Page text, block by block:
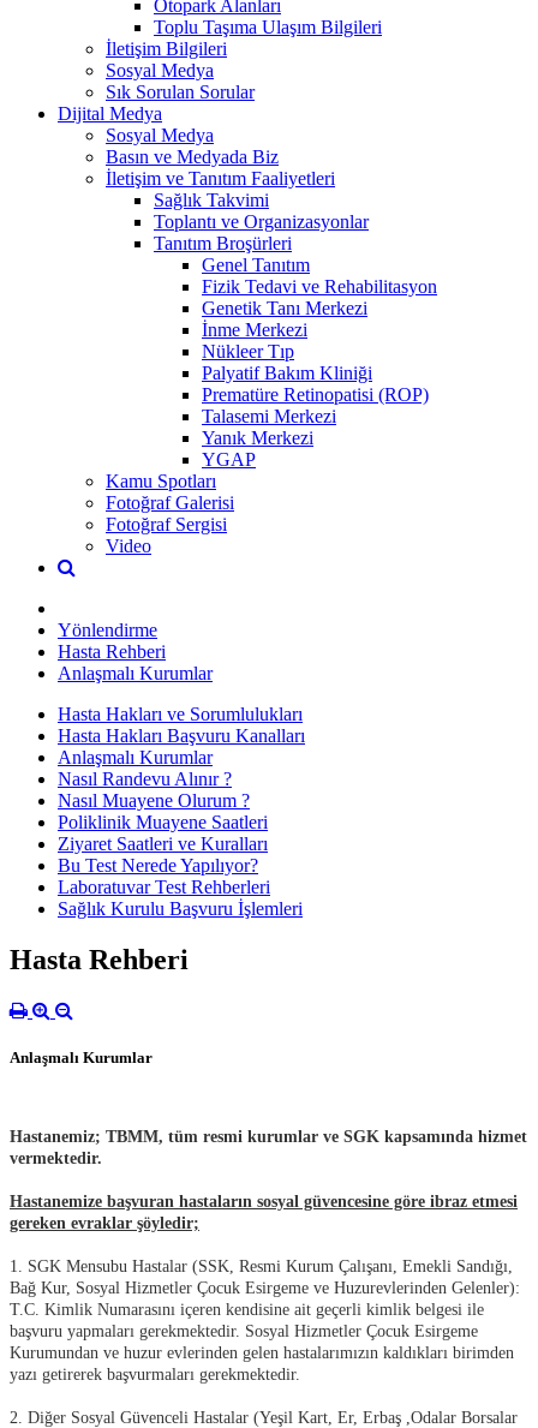
Otopark Alanları
Toplu Taşıma Ulaşım Bilgileri
İletişim Bilgileri
Sosyal Medya
Sık Sorulan Sorular
Dijital Medya
Sosyal Medya
Basın ve Medyada Biz
İletişim ve Tanıtım Faaliyetleri
Sağlık Takvimi
Toplantı ve Organizasyonlar
Tanıtım Broşürleri
Genel Tanıtım
Fizik Tedavi ve Rehabilitasyon
Genetik Tanı Merkezi
İnme Merkezi
Nükleer Tıp
Palyatif Bakım Kliniği
Prematüre Retinopatisi (ROP)
Talasemi Merkezi
Yanık Merkezi
YGAP
Kamu Spotları
Fotoğraf Galerisi
Fotoğraf Sergisi
Video
Yönlendirme
Hasta Rehberi
Anlaşmalı Kurumlar
Hasta Hakları ve Sorumlulukları
Hasta Hakları Başvuru Kanalları
Anlaşmalı Kurumlar
Nasıl Randevu Alınır ?
Nasıl Muayene Olurum ?
Poliklinik Muayene Saatleri
Ziyaret Saatleri ve Kuralları
Bu Test Nerede Yapılıyor?
Laboratuvar Test Rehberleri
Sağlık Kurulu Başvuru İşlemleri
Hasta Rehberi
Anlaşmalı Kurumlar
Hastanemiz; TBMM, tüm resmi kurumlar ve SGK kapsamında hizmet
vermektedir.
Hastanemize başvuran hastaların sosyal güvencesine göre ibraz etmesi
gereken evraklar şöyledir;
1. SGK Mensubu Hastalar (SSK, Resmi Kurum Çalışanı, Emekli Sandığı,
Bağ Kur, Sosyal Hizmetler Çocuk Esirgeme ve Huzurevlerinden Gelenler):
T.C. Kimlik Numarasını içeren kendisine ait geçerli kimlik belgesi ile
başvuru yapmaları gerekmektedir. Sosyal Hizmetler Çocuk Esirgeme
Kurumundan ve huzur evlerinden gelen hastalarımızın kaldıkları birimden
yazı getirerek başvurmaları gerekmektedir.
2. Diğer Sosyal Güvenceli Hastalar (Yeşil Kart, Er, Erbaş ,Odalar Borsalar